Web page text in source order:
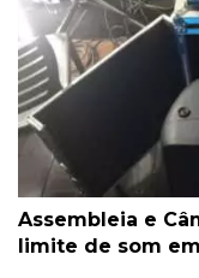
Assembleia e
limite de som